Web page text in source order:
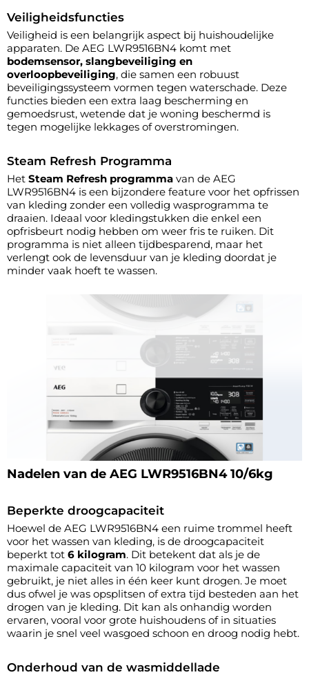
Veiligheidsfuncties
Veiligheid is een belangrijk aspect bij huishoudelijke
apparaten. De AEG LWR9516BN4 komt met
bodemsensor, slangbeveiliging en
overloopbeveiliging, die samen een robuust
beveiligingssysteem vormen tegen waterschade. Deze
functies bieden een extra laag bescherming en
gemoedsrust, wetende dat je woning beschermd is
tegen mogelijke lekkages of overstromingen.
Steam Refresh Programma
Het Steam Refresh programma van de AEG
LWR9516BN4 is een bijzondere feature voor het opfrissen
van kleding zonder een volledig wasprogramma te
draaien. Ideaal voor kledingstukken die enkel een
opfrisbeurt nodig hebben om weer fris te ruiken. Dit
programma is niet alleen tijdbesparend, maar het
verlengt ook de levensduur van je kleding doordat je
minder vaak hoeft te wassen.
Nadelen van de AEG LWR9516BN4 10/6kg
Beperkte droogcapaciteit
Hoewel de AEG LWR9516BN4 een ruime trommel heeft
voor het wassen van kleding, is de droogcapaciteit
beperkt tot 6 kilogram. Dit betekent dat als je de
maximale capaciteit van 10 kilogram voor het wassen
gebruikt, je niet alles in één keer kunt drogen. Je moet
dus ofwel je was opsplitsen of extra tijd besteden aan het
drogen van je kleding. Dit kan als onhandig worden
ervaren, vooral voor grote huishoudens of in situaties
waarin je snel veel wasgoed schoon en droog nodig hebt.
Onderhoud van de wasmiddellade